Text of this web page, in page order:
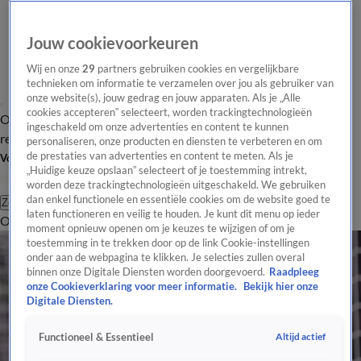
Overzicht Laatste nieuws Regionieuws Het beste van Hart
Tip de
redactie
Volg Hart van Nederland
Zoeken
OverzichtRegioUitzendingenWeerTip de redactiePanelVideo's
Jouw cookievoorkeuren
Wij en onze29 partners gebruiken cookies en vergelijkbare
technieken om informatie te verzamelen over jou als gebruiker van
onze website(s), jouw gedrag en jouw apparaten. Als je „Alle
cookies accepteren” selecteert, worden trackingtechnologieën
ingeschakeld om onze advertenties en content te kunnen
personaliseren, onze producten en diensten te verbeteren en om
de prestaties van advertenties en content te meten. Als je
„Huidige keuze opslaan” selecteert of je toestemming intrekt,
worden deze trackingtechnologieën uitgeschakeld. We gebruiken
dan enkel functionele en essentiële cookies om de website goed te
laten functioneren en veilig te houden. Je kunt dit menu op ieder
moment opnieuw openen om je keuzes te wijzigen of om je
toestemming in te trekken door op de link Cookie-instellingen
onder aan de webpagina te klikken. Je selecties zullen overal
binnen onze Digitale Diensten worden doorgevoerd. Raadpleeg
onze Cookieverklaring voor meer informatie.
Bekijk hier onze
Digitale Diensten.
Functioneel & Essentieel Altijd actief